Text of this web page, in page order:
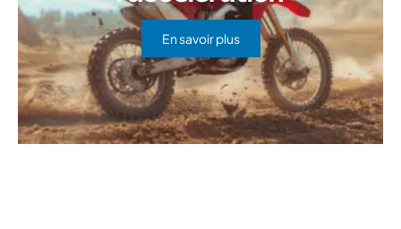
En savoir plus